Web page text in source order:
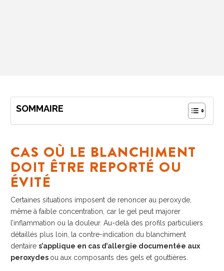
SOMMAIRE
CAS OÙ LE BLANCHIMENT
DOIT ÊTRE REPORTÉ OU
ÉVITÉ
Certaines situations imposent de renoncer au peroxyde,
même à faible concentration, car le gel peut majorer
l’inflammation ou la douleur. Au-delà des profils particuliers
détaillés plus loin, la contre-indication du blanchiment
dentaire s’applique en cas d’allergie documentée aux
peroxydes ou aux composants des gels et gouttières.